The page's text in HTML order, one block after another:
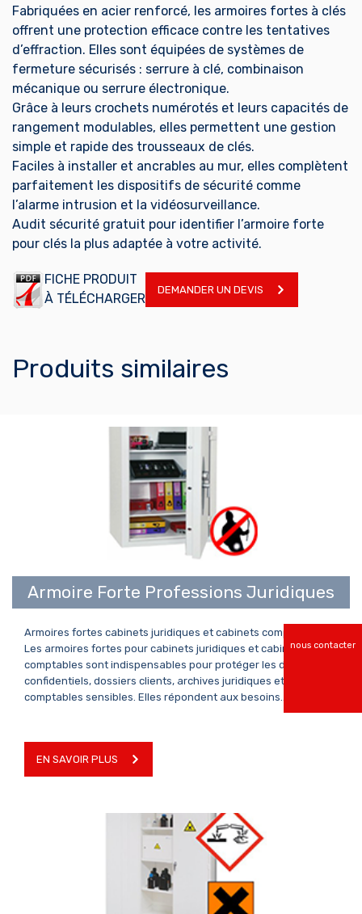
nous contacter
Fabriquées en acier renforcé, les armoires fortes à clés
offrent une protection efficace contre les tentatives
d’effraction. Elles sont équipées de systèmes de
fermeture sécurisés : serrure à clé, combinaison
mécanique ou serrure électronique.
Grâce à leurs crochets numérotés et leurs capacités de
rangement modulables, elles permettent une gestion
simple et rapide des trousseaux de clés.
Faciles à installer et ancrables au mur, elles complètent
parfaitement les dispositifs de sécurité comme
l’alarme intrusion et la vidéosurveillance.
Audit sécurité gratuit pour identifier l’armoire forte
pour clés la plus adaptée à votre activité.
FICHE PRODUIT
À TÉLÉCHARGER
DEMANDER UN DEVIS
Produits similaires
Armoire Forte Professions Juridiques
Armoires fortes cabinets juridiques et cabinets comptables
Les armoires fortes pour cabinets juridiques et cabinets
comptables sont indispensables pour protéger les documents
confidentiels, dossiers clients, archives juridiques et pièces
comptables sensibles. Elles répondent aux besoins…
EN SAVOIR PLUS